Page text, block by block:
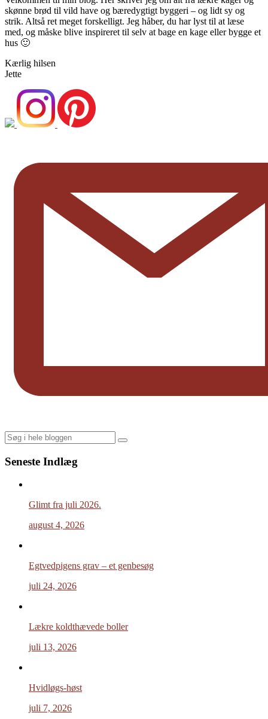
skønne brød til vild have og bæredygtigt byggeri – og lidt sy og
strik. Altså ret meget forskelligt. Jeg håber, du har lyst til at læse
med, og måske blive inspireret til selv at bage en kage eller bygge et
hus 🙂
Kærlig hilsen
Jette
Search
Seneste Indlæg
Glimt fra juli 2026.
august 4, 2026
Egtvedpigens grav – et genbesøg
juli 24, 2026
Lækre koldthævede boller
juli 13, 2026
Hvidløgs-høst
juli 7, 2026